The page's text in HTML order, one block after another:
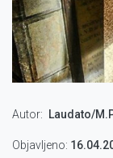
Autor Laudato/
Objavljeno: